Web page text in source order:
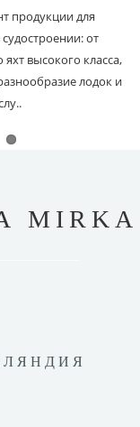
продукции для
от
высокого класса,
лодок и
MIRKA